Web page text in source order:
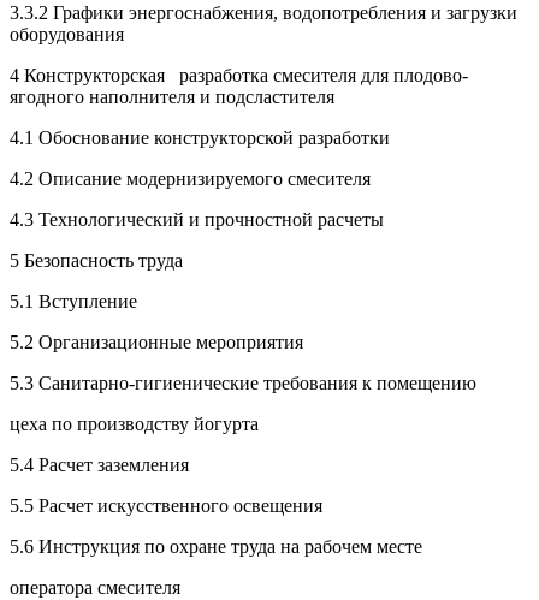
3.3.2 Графики энергоснабжения, водопотребления и загрузки
оборудования
4 Конструкторская разработка смесителя для плодово-
ягодного наполнителя и подсластителя
4.1 Обоснование конструкторской разработки
4.2 Описание модернизируемого смесителя
4.3 Технологический и прочностной расчеты
5 Безопасность труда
5.1 Вступление
5.2 Организационные мероприятия
5.3 Санитарно-гигиенические требования к помещению
цеха по производству йогурта
5.4 Расчет заземления
5.5 Расчет искусственного освещения
5.6 Инструкция по охране труда на рабочем месте
оператора смесителя